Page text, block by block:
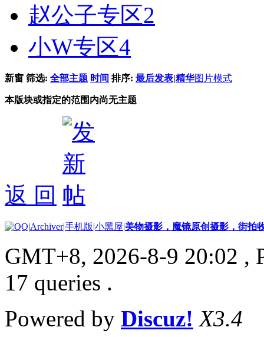
赵公子专区2
小W专区4
新窗 筛选: 全部主题 时间 排序: 最后发表|精华图片模式
本版块或指定的范围内尚无主题
返 回
|Archiver|手机版|小黑屋|美物摄影，魔镜原创摄影，街拍
GMT+8, 2026-8-9 20:02 ,
17 queries .
Powered by Discuz! X3.4